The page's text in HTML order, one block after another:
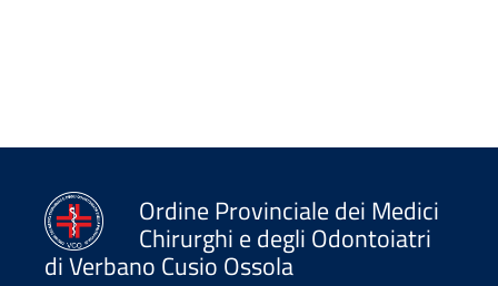
Ordine Provinciale dei Medici
Chirurghi e degli Odontoiatri
di Verbano Cusio Ossola